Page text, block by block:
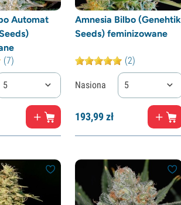
Automat
(7)
5
Amnesia Bilbo (Genehtik
Seeds) feminizowane
(2)
Nasiona 5
193,99zł